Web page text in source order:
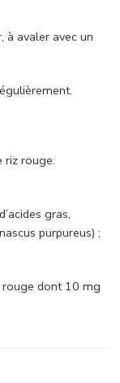
avaler avec un
riz rouge.
gras,
purpureus) ;
dont 10 mg